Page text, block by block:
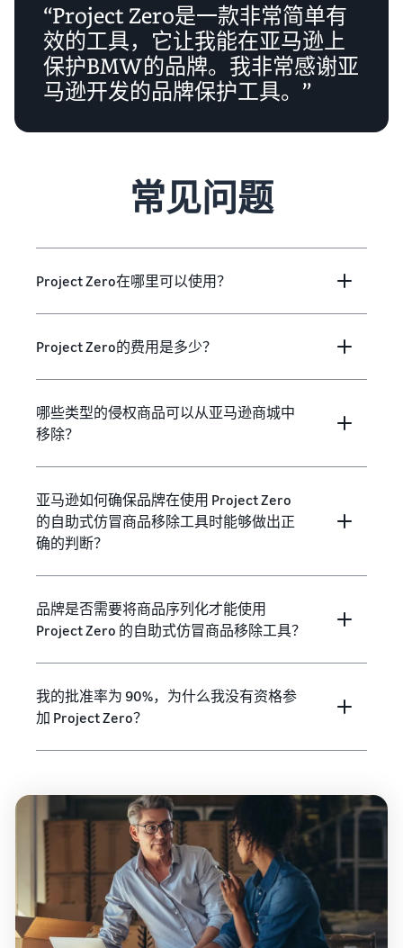
“Project Zero是一款非常简单有
效的工具，它让我能在亚马逊上
保护BMW的品牌。我非常感谢亚
马逊开发的品牌保护工具。”
常见问题
Project Zero在哪里可以使用？
Project Zero的费用是多少？
哪些类型的侵权商品可以从亚马逊商城中
移除？
亚马逊如何确保品牌在使用 Project Zero
的自助式仿冒商品移除工具时能够做出正
确的判断？
品牌是否需要将商品序列化才能使用
Project Zero 的自助式仿冒商品移除工具？
我的批准率为 90%，为什么我没有资格参
加 Project Zero？